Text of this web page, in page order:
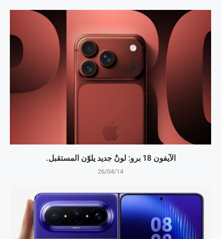
الآيفون 18 برو: لونٌ جديد يلوّن المستقبل.
26/04/14